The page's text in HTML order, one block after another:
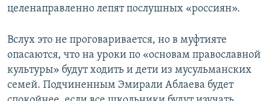
целенаправленно лепят послушных «россиян».
Вслух это не проговаривается, но в муфтияте
опасаются, что на уроки по «основам православной
культуры» будут ходить и дети из мусульманских
семей. Подчиненным Эмирали Аблаева будет